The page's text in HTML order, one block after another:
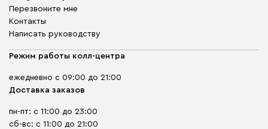
Перезвоните мне
Контакты
Написать руководству
Режим работы колл-центра
ежедневно с 09:00 до 21:00
Доставка заказов
пн-пт: с 11:00 до 23:00
сб-вс: с 11:00 до 21:00